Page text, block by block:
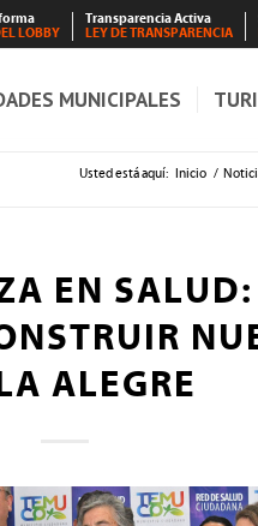
LOBBY
Transparencia Activa
LEY DE TRANSPARENCIA
MUNICIPALES
Usted está aquí: Inicio /
EN
ALEGRE